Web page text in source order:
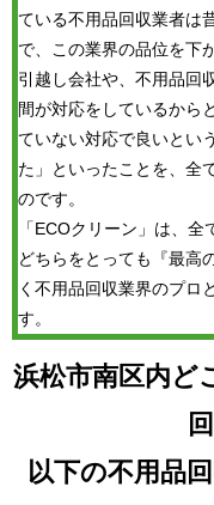
ている不用品回収業者は
で、この業界の品位を下
引越し会社や、不用品回
間が対応をしているから
ていない対応で良いとい
た」といったことを、全
のです。
「ECOクリーン」は、
どちらをとっても『最高
く不用品回収業界のプロ
す。
浜松市南区内ど
以下の不用品